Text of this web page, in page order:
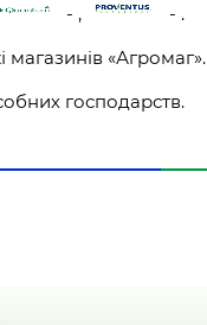
- ,
- .
«Агромаг».
господарств.